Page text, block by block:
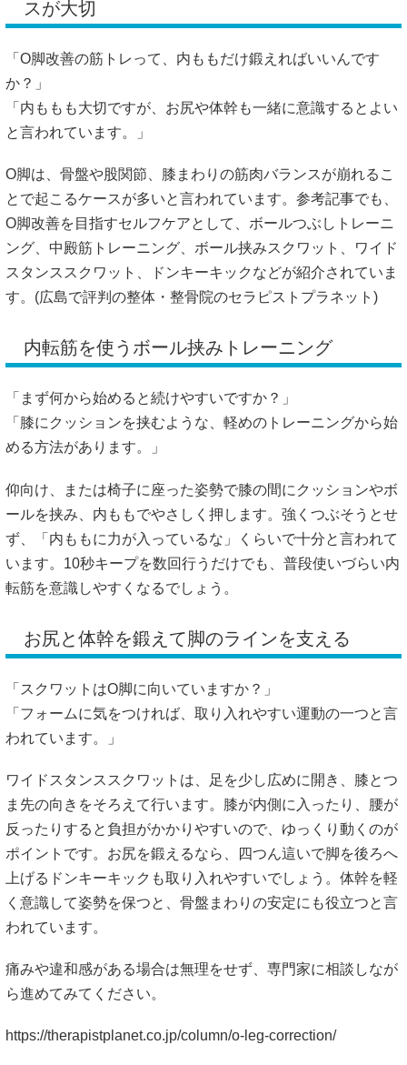
とで起こるケースが多いと言われています。参考記事でも、
O脚改善を目指すセルフケアとして、ボールつぶしトレーニ
ング、中殿筋トレーニング、ボール挟みスクワット、ワイド
スタンススクワット、ドンキーキックなどが紹介されていま
す。(広島で評判の整体・整骨院のセラピストプラネット
内転筋を使うボール挟みトレーニング
「まず何から始めると続けやすいですか？」
「膝にクッションを挟むような、軽めのトレーニングから始
める方法があります。」
ールを挟み、内ももでやさしく押します。強くつぶそうとせ
ず、「内ももに力が入っているな」くらいで十分と言われて
います。10秒キープを数回行うだけでも、普段使いづらい内
転筋を意識しやすくなるでしょう。
「スクワットはO脚に向いていますか？」
「フォームに気をつければ、取り入れやすい運動の一つと言
われています。」
ま先の向きをそろえて行います。膝が内側に入ったり、腰が
反ったりすると負担がかかりやすいので、ゆっくり動くのが
ポイントです。お尻を鍛えるなら、四つん這いで脚を後ろへ
上げるドンキーキックも取り入れやすいでしょう。体幹を軽
く意識して姿勢を保つと、骨盤まわりの安定にも役立つと言
痛みや違和感がある場合は無理をせず、専門家に相談しなが
ら進めてみてください。
https://therapistplanet.co.jp/column/o-leg-correction/
#O脚改善
#O脚筋トレ
#お尻トレーニング
#体幹ケア